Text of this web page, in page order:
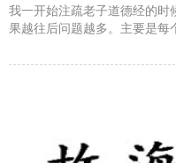
我一开始注疏老子道德经的
果越往后问题越多。主要是每
本，以及各种其它版本，都是